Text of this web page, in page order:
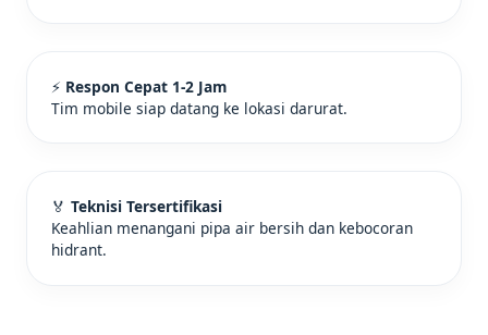
⚡ Respon Cepat 1-2 Jam
Tim mobile siap datang ke lokasi darurat.
🏅 Teknisi Tersertifikasi
Keahlian menangani pipa air bersih dan kebocoran
hidrant.